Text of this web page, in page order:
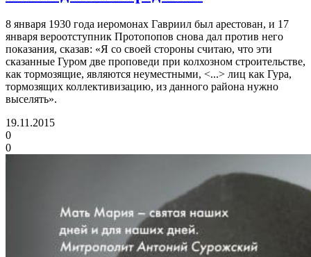
8 января 1930 года иеромонах Гавриил был арестован, и 17
января вероотступник Протопопов снова дал против него
показания, сказав: «Я со своей стороны считаю, что эти
сказанные Гуром две проповеди при колхозном строительстве,
как тормозящие, являются неуместными, <...> лиц как Гура,
тормозящих коллективизацию, из данного района нужно
выселять».
19.11.2015
0
0